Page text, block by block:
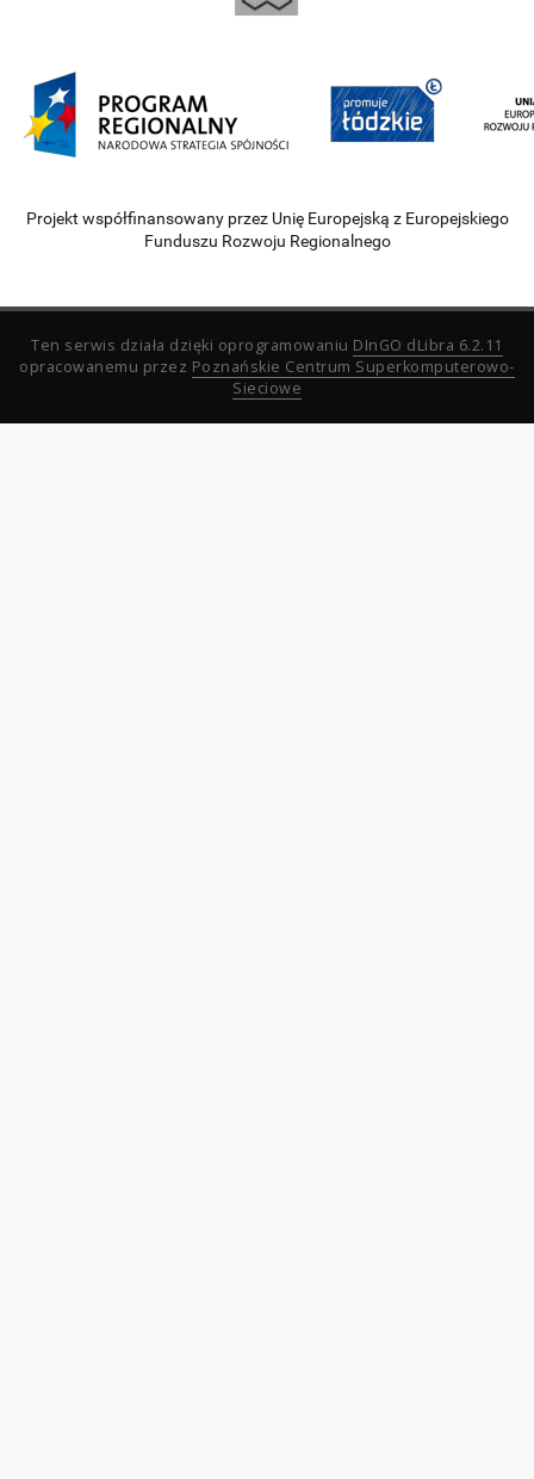
Projekt współfinansowany przez Unię Europejską z Europejskiego
Funduszu Rozwoju Regionalnego
Ten serwis działa dzięki oprogramowaniu DInGO dLibra 6.2.11
opracowanemu przez Poznańskie Centrum Superkomputerowo-
Sieciowe